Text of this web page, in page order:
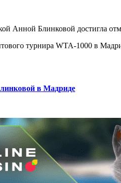
Анной Блинковой достигла
турнира WTA-1000 в
в Мадриде